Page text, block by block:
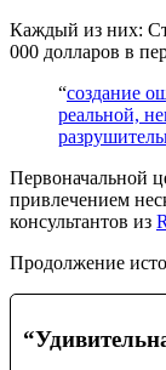
Каждый из них:
000 долларов в
“создание
реальной,
Первоначальной
привлечением
консультантов из
Продолжение